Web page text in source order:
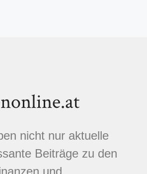
nicht nur aktuelle
Beiträge zu den
und